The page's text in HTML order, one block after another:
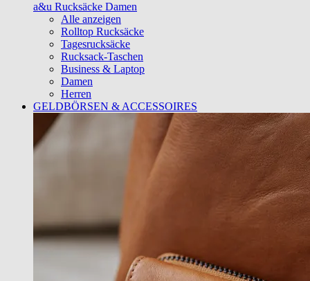
a&u Rucksäcke Damen
Alle anzeigen
Rolltop Rucksäcke
Tagesrucksäcke
Rucksack-Taschen
Business & Laptop
Damen
Herren
GELDBÖRSEN & ACCESSOIRES